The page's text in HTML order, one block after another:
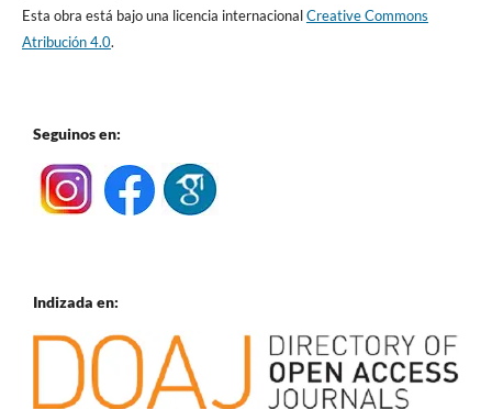
Esta obra está bajo una licencia internacionalCreative Commons
Atribución 4.0.
Seguinos en:
Indizada en: